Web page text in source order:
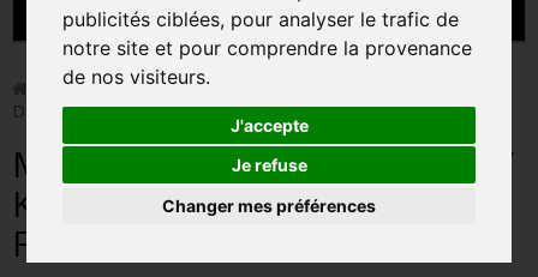
publicités ciblées, pour analyser le trafic de
notre site et pour comprendre la provenance
de nos visiteurs.
J'accepte
Je refuse
Changer mes préférences
CARTE A JOUER
PRÉCOMMANDE FIGURINES POP
FIGURINES POP MANGA
FIGURINES POP DISNEY
FIGURINES POP MARVEL
Funko Pop! > MIRA WHAT IT SOUNDS LIKE / K-POP
DEMON HUNTERS / FIGURINE FUNKO POP
MIRA WHAT IT SOUNDS LIKE /
K-POP DEMON HUNTERS /
FIGURINE FUNKO POP